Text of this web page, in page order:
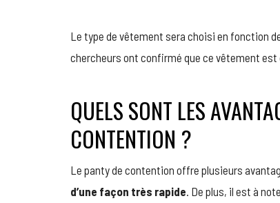
Le type de vêtement sera choisi en fonction
chercheurs ont confirmé que ce vêtement
QUELS SONT LES
CONTENTION ?
Le panty de contention offre plusieurs
d’une façon très rapide . De plus, il est à